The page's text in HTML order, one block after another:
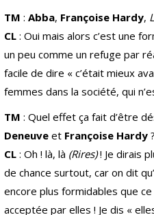
TM : Abba, Françoise Hardy,
CL : Oui mais alors c’est une
un peu comme un refuge par
facile de dire « c’était mieux
femmes dans la société, qui
TM : Quel effet ça fait d’être
Deneuve et Françoise Hardy ?
CL : Oh ! là, là (Rires)! Je dirais
de chance surtout, car on dit
encore plus formidables que ce
acceptée par elles ! Je dis «